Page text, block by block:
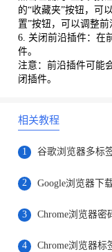
的“收藏夹”按钮，可
置”按钮，可以调整前
6. 关闭前沿插件：在
件。
注意：前沿插件可能
闭插件。
相关教程
1 谷歌浏览器多标
2 Google浏览器下
3 Chrome浏览器密
4 Chrome浏览器标